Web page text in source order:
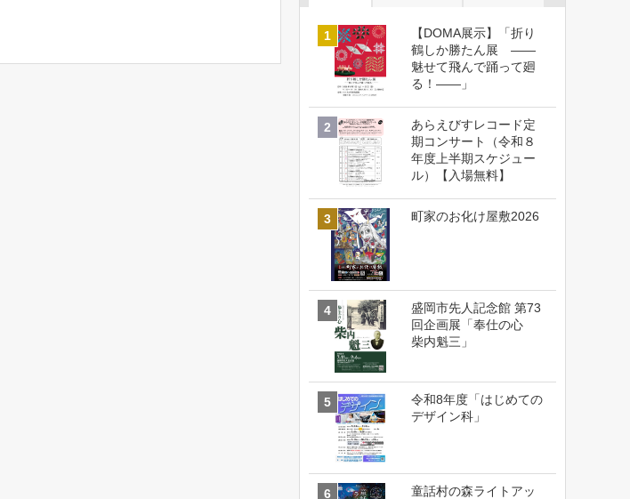
【DOMA展示】「折り
鶴しか勝たん展 ――
魅せて飛んで踊って廻
る！――」
あらえびすレコード定
期コンサート（令和８
年度上半期スケジュー
ル）【入場無料】
町家のお化け屋敷2026
盛岡市先人記念館 第73
回企画展「奉仕の心
柴内魁三」
令和8年度「はじめての
デザイン科」
童話村の森ライトアッ